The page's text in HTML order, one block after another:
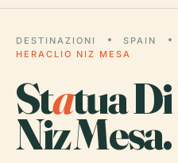
DESTINAZIONI SPAIN
HERACLIO NIZ MESA
Statua
Niz Mesa.